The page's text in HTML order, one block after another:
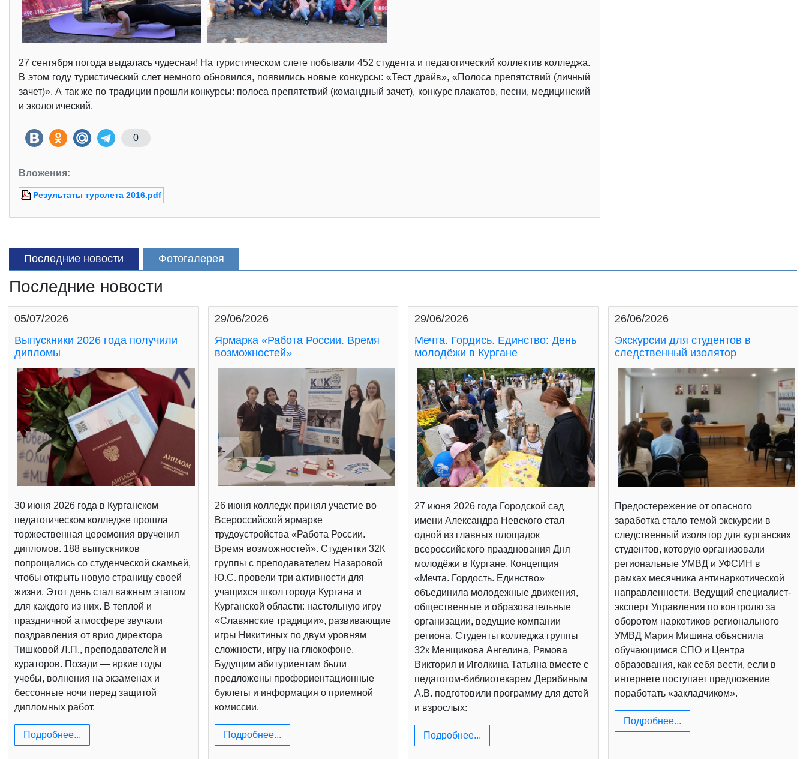
27 сентября погода выдалась чудесная! На туристическом слете побывали 452 студента и педагогический коллектив колледжа.
В этом году туристический слет немного обновился, появились новые конкурсы: «Тест драйв», «Полоса препятствий (личный
зачет)». А так же по традиции прошли конкурсы: полоса препятствий (командный зачет), конкурс плакатов, песни, медицинский
и экологический.
0
Вложения:
Результаты турслета 2016.pdf
Последние новости Фотогалерея
Последние новости
05/07/2026
Выпускники 2026 года получили
дипломы
30 июня 2026 года в Курганском
педагогическом колледже прошла
торжественная церемония вручения
дипломов. 188 выпускников
попрощались со студенческой скамьей,
чтобы открыть новую страницу своей
жизни. Этот день стал важным этапом
для каждого из них. В теплой и
праздничной атмосфере звучали
поздравления от врио директора
Тишковой Л.П., преподавателей и
кураторов. Позади — яркие годы
учебы, волнения на экзаменах и
бессонные ночи перед защитой
дипломных работ.
Подробнее...
29/06/2026
Ярмарка «Работа России. Время
возможностей»
26 июня колледж принял участие во
Всероссийской ярмарке
трудоустройства «Работа России.
Время возможностей». Студентки 32К
группы с преподавателем Назаровой
Ю.С. провели три активности для
учащихся школ города Кургана и
Курганской области: настольную игру
«Славянские традиции», развивающие
игры Никитиных по двум уровням
сложности, игру на глюкофоне.
Будущим абитуриентам были
предложены профориентационные
буклеты и информация о приемной
комиссии.
Подробнее...
29/06/2026
Мечта. Гордись. Единство: День
молодёжи в Кургане
27 июня 2026 года Городской сад
имени Александра Невского стал
одной из главных площадок
всероссийского празднования Дня
молодёжи в Кургане. Концепция
«Мечта. Гордость. Единство»
объединила молодежные движения,
общественные и образовательные
организации, ведущие компании
региона. Студенты колледжа группы
32к Менщикова Ангелина, Рямова
Виктория и Иголкина Татьяна вместе с
педагогом-библиотекарем Дерябиным
А.В. подготовили программу для детей
и взрослых:
Подробнее...
26/06/2026
Экскурсии для студентов в
следственный изолятор
Предостережение от опасного
заработка стало темой экскурсии в
следственный изолятор для курганских
студентов, которую организовали
региональные УМВД и УФСИН в
рамках месячника антинаркотической
направленности. Ведущий специалист-
эксперт Управления по контролю за
оборотом наркотиков регионального
УМВД Мария Мишина объяснила
обучающимся СПО и Центра
образования, как себя вести, если в
интернете поступает предложение
поработать «закладчиком».
Подробнее...